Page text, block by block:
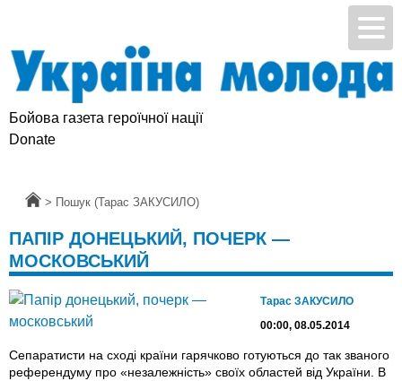
Бойова газета героїчної нації
Donate
Головна
> Пошук (Тарас ЗАКУСИЛО)
ПАПІР ДОНЕЦЬКИЙ, ПОЧЕРК —
МОСКОВСЬКИЙ
Тарас ЗАКУСИЛО
00:00, 08.05.2014
Сепаратисти на сході країни гарячково готуються до так званого
референдуму про «незалежність» своїх областей від України. В